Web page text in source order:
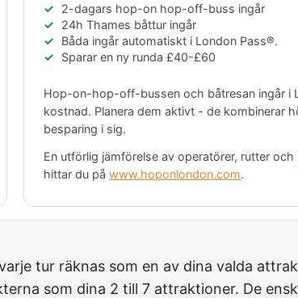
2-dagars hop-on hop-off-buss ingår
24h Thames båttur ingår
Båda ingår automatiskt i London Pass®.
Sparar en ny runda £40-£60
Hop-on-hop-off-bussen och båtresan ingår i
kostnad. Planera dem aktivt - de kombinerar
besparing i sig.
En utförlig jämförelse av operatörer, rutter
hittar du på www.hoponlondon.com.
tur räknas som en av dina valda
som dina 2 till 7 attraktioner. De